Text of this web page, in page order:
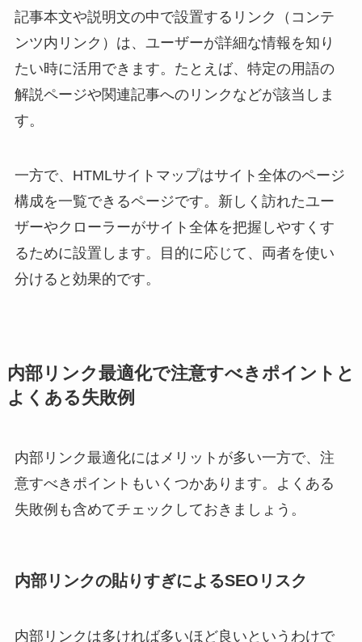
記事本文や説明文の中で設置するリンク（コンテ
ンツ内リンク）は、ユーザーが詳細な情報を知り
たい時に活用できます。たとえば、特定の用語の
解説ページや関連記事へのリンクなどが該当しま
す。
一方で、HTMLサイトマップはサイト全体のページ
構成を一覧できるページです。新しく訪れたユー
ザーやクローラーがサイト全体を把握しやすくす
るために設置します。目的に応じて、両者を使い
分けると効果的です。
内部リンク最適化で注意すべきポイントと
よくある失敗例
内部リンク最適化にはメリットが多い一方で、注
意すべきポイントもいくつかあります。よくある
失敗例も含めてチェックしておきましょう。
内部リンクの貼りすぎによるSEOリスク
内部リンクは多ければ多いほど良いというわけで